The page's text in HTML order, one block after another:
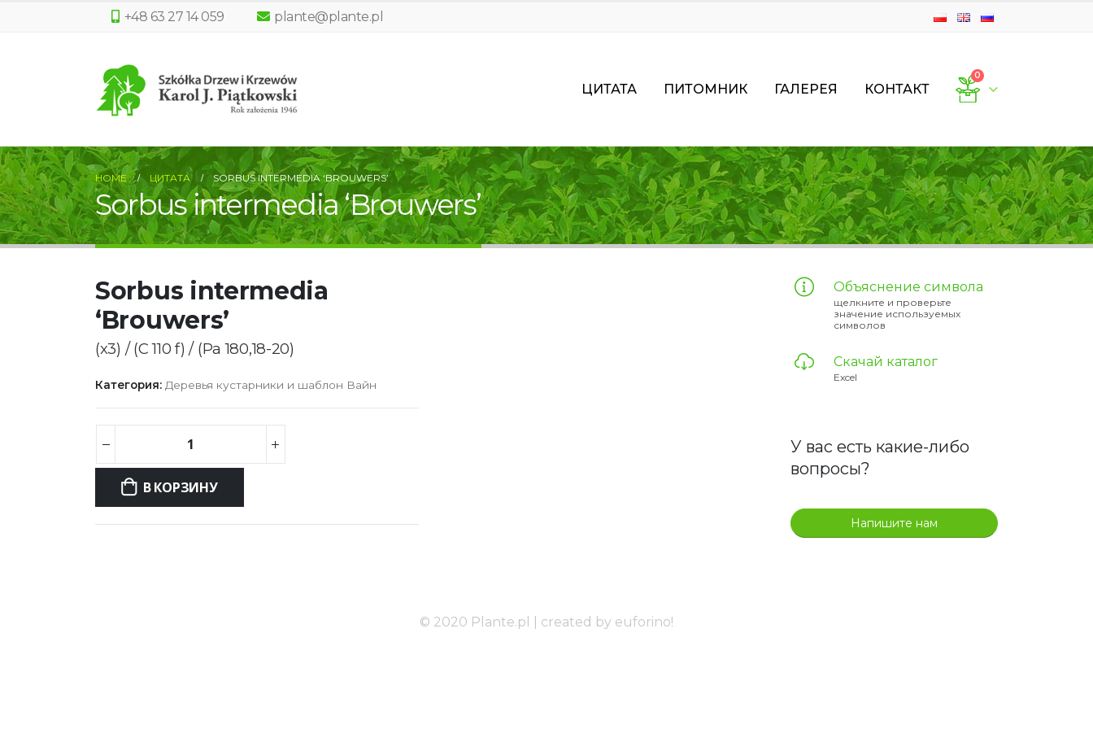
+48 63 27 14 059 plante@plante.pl
ЦИТАТА ПИТОМНИК ГАЛЕРЕЯ КОНТАКТ
0
HOME ЦИТАТА SORBUS INTERMEDIA ‘BROUWERS’
Sorbus intermedia ‘Brouwers’
Sorbus intermedia
‘Brouwers’
(x3) / (C 110 f) / (Pa 180,18-20)
Категория: Деревья кустарники и шаблон Вайн
В КОРЗИНУ
Объяснение символа
щелкните и проверьте
значение используемых
символов
Скачай каталог
Excel
У вас есть какие-либо
вопросы?
Напишите нам
© 2020 Plante.pl | created by euforino!